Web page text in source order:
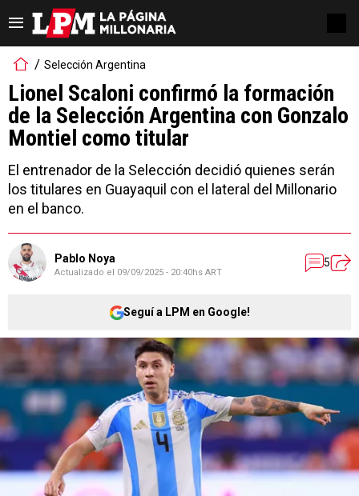
Selección Argentina
Lionel Scaloni confirmó la formación
de la Selección Argentina con Gonzalo
Montiel como titular
El entrenador de la Selección decidió quienes serán
los titulares en Guayaquil con el lateral del Millonario
en el banco.
Pablo Noya
Actualizado el 09/09/2025 - 20:40hs ART
5
Seguí a LPM en Google!